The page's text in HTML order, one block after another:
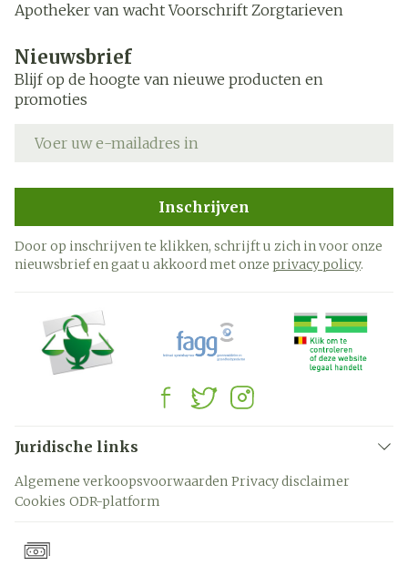
Apotheker van wacht Voorschrift Zorgtarieven
Nieuwsbrief
Blijf op de hoogte van nieuwe producten en
promoties
Inschrijven
Door op inschrijven te klikken, schrijft u zich in voor onze
nieuwsbrief en gaat u akkoord met onze privacy policy.
Juridische links
Algemene verkoopsvoorwaarden Privacy disclaimer
Cookies ODR-platform